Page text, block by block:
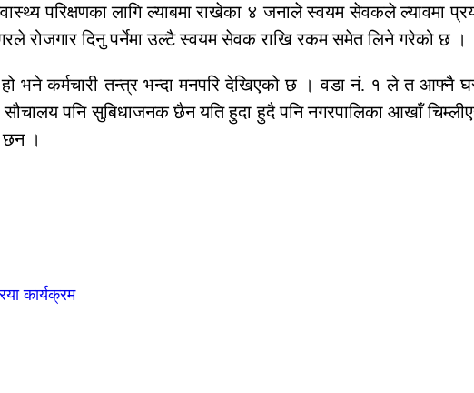
परिक्षणका लागि ल्याबमा राखेका ४ जनाले स्वयम सेवकले ल्यावमा
रोजगार दिनु पर्नेमा उल्टै स्वयम सेवक राखि रकम समेत लिने गरेको छ ।
भने कर्मचारी तन्त्र भन्दा मनपरि देखिएको छ । वडा नं. १ ले त आफ्नै
सौचालय पनि सुबिधाजनक छैन यति हुदा हुदै पनि नगरपालिका आखाँ
छन ।